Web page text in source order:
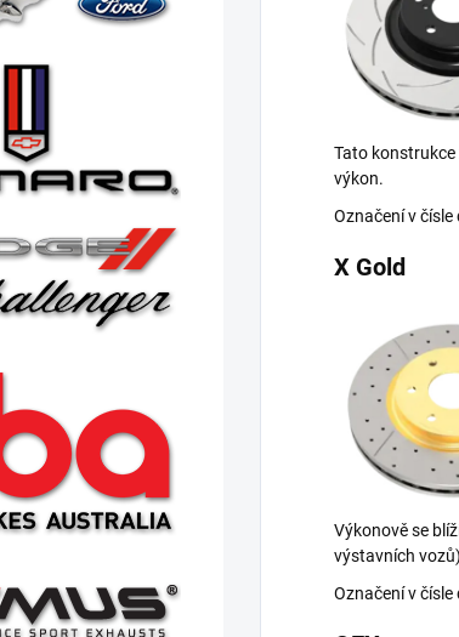
Tato konstrukce
výkon.
Označení v čísle
X Gold
Výkonově se
výstavních
Označení v čísle